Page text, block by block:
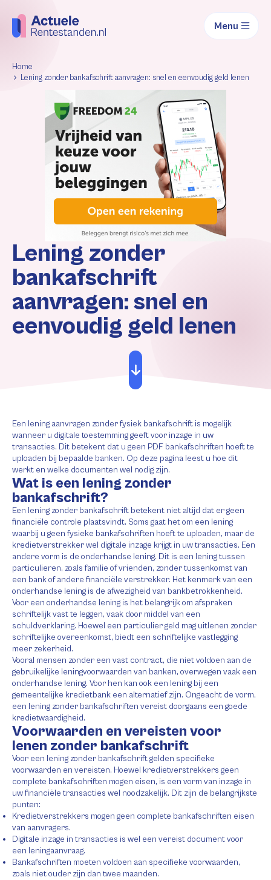
Menu
Home
Lening zonder bankafschrift aanvragen: snel en eenvoudig geld lenen
Lening zonder
bankafschrift
aanvragen: snel en
eenvoudig geld lenen
Een lening aanvragen zonder fysiek bankafschrift is mogelijk
wanneer u digitale toestemming geeft voor inzage in uw
transacties. Dit betekent dat u geen PDF bankafschriften hoeft te
uploaden bij bepaalde banken. Op deze pagina leest u hoe dit
werkt en welke documenten wel nodig zijn.
Wat is een lening zonder
bankafschrift?
Een lening zonder bankafschrift betekent niet altijd dat er geen
financiële controle plaatsvindt. Soms gaat het om een lening
waarbij u geen fysieke bankafschriften hoeft te uploaden, maar de
kredietverstrekker wel digitale inzage krijgt in uw transacties. Een
andere vorm is de onderhandse lening. Dit is een lening tussen
particulieren, zoals familie of vrienden, zonder tussenkomst van
een bank of andere financiële verstrekker. Het kenmerk van een
onderhandse lening is de afwezigheid van bankbetrokkenheid.
Voor een onderhandse lening is het belangrijk om afspraken
schriftelijk vast te leggen, vaak door middel van een
schuldverklaring. Hoewel een particulier geld mag uitlenen zonder
schriftelijke overeenkomst, biedt een schriftelijke vastlegging
meer zekerheid.
Vooral mensen zonder een vast contract, die niet voldoen aan de
gebruikelijke leningvoorwaarden van banken, overwegen vaak een
onderhandse lening. Voor hen kan ook een lening bij een
gemeentelijke kredietbank een alternatief zijn. Ongeacht de vorm,
een lening zonder bankafschriften vereist doorgaans een goede
kredietwaardigheid.
Voorwaarden en vereisten voor
lenen zonder bankafschrift
Voor een lening zonder bankafschrift gelden specifieke
voorwaarden en vereisten. Hoewel kredietverstrekkers geen
complete bankafschriften mogen eisen, is een vorm van inzage in
uw financiële transacties wel noodzakelijk. Dit zijn de belangrijkste
punten:
Kredietverstrekkers mogen geen complete bankafschriften eisen
van aanvragers.
Digitale inzage in transacties is wel een vereist document voor
een leningaanvraag.
Bankafschriften moeten voldoen aan specifieke voorwaarden,
zoals niet ouder zijn dan twee maanden.